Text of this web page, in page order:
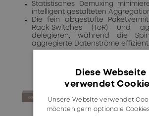
Statistisches Demuxing
intelligent gestalteten
Die fein abgestufte
Rack-Switches (ToR) und
delegieren, während die
aggregierte Datenströme
Diese Webseite
verwendet
Unsere Website verwendet
möchten gern optionale